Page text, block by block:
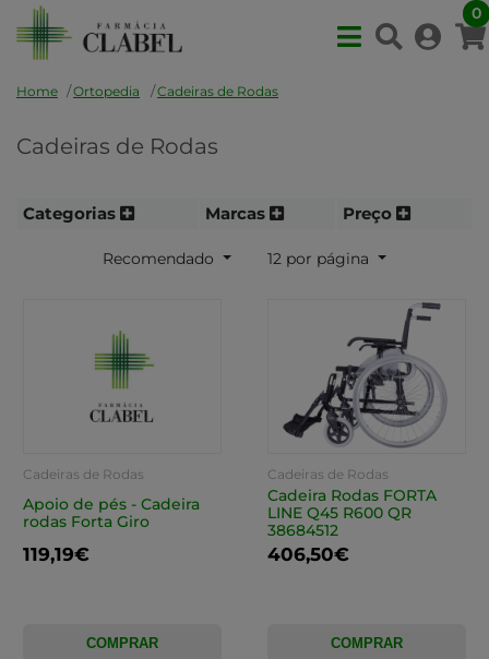
0
Home Ortopedia Cadeiras de Rodas
Cadeiras de Rodas
Categorias Marcas Preço
Recomendado 12 por página
Cadeiras de Rodas
Apoio de pés - Cadeira
rodas Forta Giro
119,19€
COMPRAR
Cadeiras de Rodas
Cadeira Rodas FORTA
LINE Q45 R600 QR
38684512
406,50€
COMPRAR